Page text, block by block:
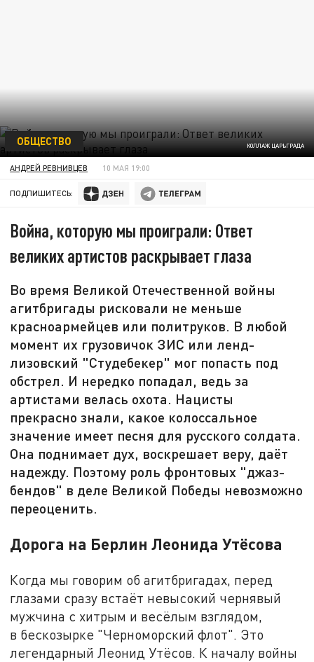
КОЛЛАЖ ЦАРЬГРАДА
ОБЩЕСТВО
АНДРЕЙ РЕВНИВЦЕВ 10 МАЯ 19:00
ПОДПИШИТЕСЬ:
Война, которую мы проиграли: Ответ
великих артистов раскрывает глаза
Во время Великой Отечественной войны
агитбригады рисковали не меньше
красноармейцев или политруков. В любой
момент их грузовичок ЗИС или ленд-
лизовский "Студебекер" мог попасть под
обстрел. И нередко попадал, ведь за
артистами велась охота. Нацисты
прекрасно знали, какое колоссальное
значение имеет песня для русского солдата.
Она поднимает дух, воскрешает веру, даёт
надежду. Поэтому роль фронтовых "джаз-
бендов" в деле Великой Победы невозможно
переоценить.
Дорога на Берлин Леонида Утёсова
Когда мы говорим об агитбригадах, перед
глазами сразу встаёт невысокий чернявый
мужчина с хитрым и весёлым взглядом,
в бескозырке "Черноморский флот". Это
легендарный Леонид Утёсов. К началу войны